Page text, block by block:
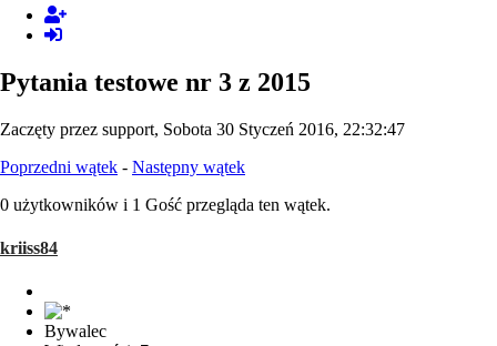
Pytania testowe nr 3 z 2015
Zaczęty przez support, Sobota 30 Styczeń 2016, 22:32:47
Poprzedni wątek - Następny wątek
0 użytkowników i 1 Gość przegląda ten wątek.
kriiss84
Bywalec